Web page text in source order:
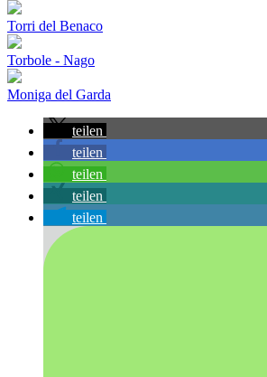
Torri del Benaco
Torbole - Nago
Moniga del Garda
teilen
teilen
teilen
teilen
teilen